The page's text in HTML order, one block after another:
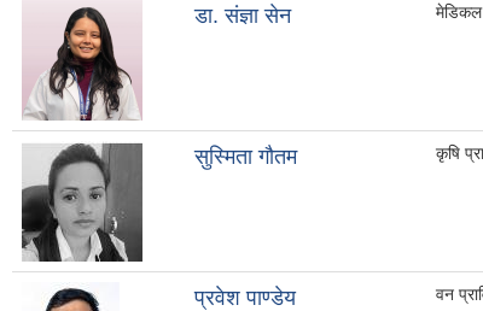
डा. संज्ञा सेन
सुस्मिता गौतम कृषि
प्रवेश पाण्डेय वन